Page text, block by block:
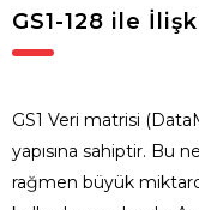
GS1-128 ile
GS1 Veri matrisi
yapısına sahiptir. Bu
rağmen büyük